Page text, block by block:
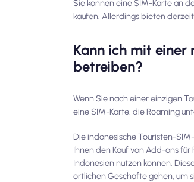
Sie können eine SIM-Karte an
kaufen. Allerdings bieten
Kann ich mit einer
betreiben?
Wenn Sie nach einer einzigen
eine SIM-Karte, die Roaming
Die indonesische Touristen-
Ihnen den Kauf von Add-ons
Indonesien nutzen können.
örtlichen Geschäfte gehen, um